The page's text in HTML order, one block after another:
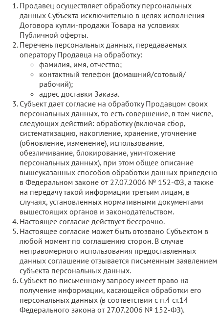
Продавец осуществляет обработку персональных
данных Субъекта исключительно в целях исполнения
Договора купли-продажи Товара на условиях
Публичной оферты.
Перечень персональных данных, передаваемых
оператору Продавца на обработку:
фамилия, имя, отчество;
контактный телефон (домашний/сотовый/
рабочий);
адрес доставки Заказа.
Субъект дает согласие на обработку Продавцом своих
персональных данных, то есть совершение, в том числе,
следующих действий: обработку (включая сбор,
систематизацию, накопление, хранение, уточнение
(обновление, изменение), использование,
обезличивание, блокирование, уничтожение
персональных данных), при этом общее описание
вышеуказанных способов обработки данных приведено
в Федеральном законе от 27.07.2006 № 152-ФЗ, а также
на передачу такой информации третьим лицам, в
случаях, установленных нормативными документами
вышестоящих органов и законодательством.
Настоящее согласие действует бессрочно.
Настоящее согласие может быть отозвано Субъектом в
любой момент по соглашению сторон. В случае
неправомерного использования предоставленных
данных соглашение отзывается письменным заявлением
субъекта персональных данных.
Субъект по письменному запросу имеет право на
получение информации, касающейся обработки его
персональных данных (в соответствии с п.4 ст.14
Федерального закона от 27.07.2006 № 152-ФЗ).